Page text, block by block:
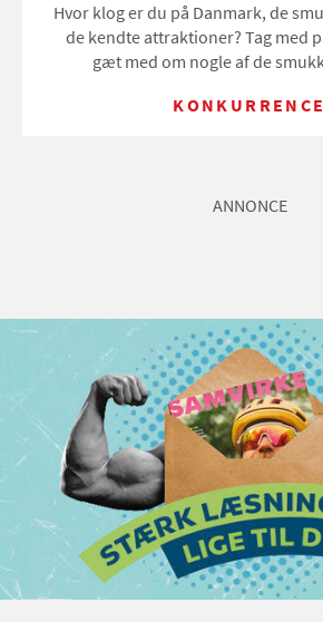
Hvor klog er du på Danmark, de
de kendte attraktioner? Tag med
gæt med om nogle af de
KONKURRENCE
ANNONCE